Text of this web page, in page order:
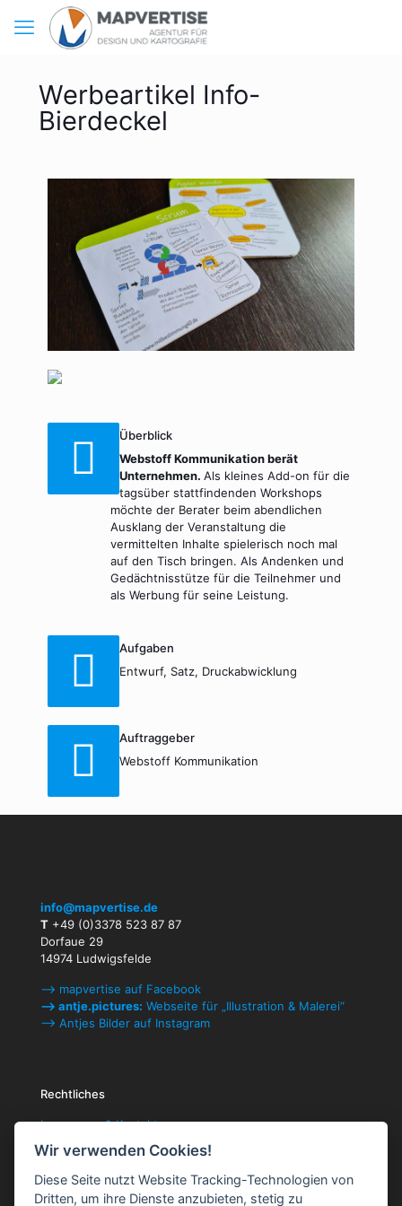
Werbeartikel Info-
Bierdeckel
Überblick
Webstoff Kommunikation berät
Unternehmen. Als kleines Add-on für die
tagsüber stattfindenden Workshops
möchte der Berater beim abendlichen
Ausklang der Veranstaltung die
vermittelten Inhalte spielerisch noch mal
auf den Tisch bringen. Als Andenken und
Gedächtnisstütze für die Teilnehmer und
als Werbung für seine Leistung.
Aufgaben
Entwurf, Satz, Druckabwicklung
Auftraggeber
Webstoff Kommunikation
info@mapvertise.de
T +49 (0)3378 523 87 87
Dorfaue 29
14974 Ludwigsfelde
⟶ mapvertise auf Facebook
⟶ antje.pictures: Webseite für „Illustration & Malerei“
⟶ Antjes Bilder auf Instagram
Rechtliches
Impressum & Kontakt
Datenschutzerklärung
Cookie-Einstellungen ändern
AGB
Wir verwenden Cookies!
Diese Seite nutzt Website Tracking-Technologien von
Dritten, um ihre Dienste anzubieten, stetig zu